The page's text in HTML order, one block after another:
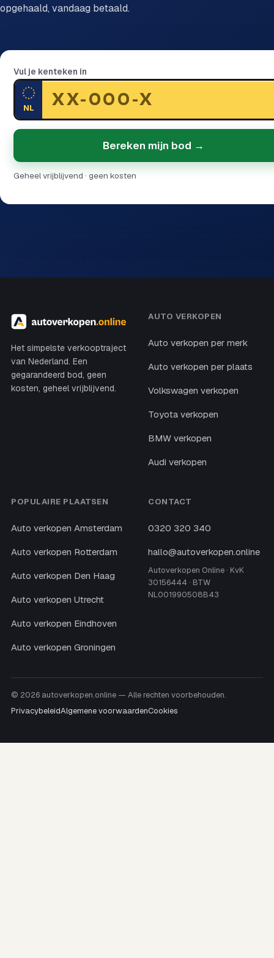
opgehaald, vandaag betaald.
Vul je kenteken in
NL
Bereken mijn bod →
Geheel vrijblijvend · geen kosten
Het simpelste verkooptraject
van Nederland. Een
gegarandeerd bod, geen
kosten, geheel vrijblijvend.
AUTO VERKOPEN
Auto verkopen per merk
Auto verkopen per plaats
Volkswagen verkopen
Toyota verkopen
BMW verkopen
Audi verkopen
POPULAIRE PLAATSEN
Auto verkopen Amsterdam
Auto verkopen Rotterdam
Auto verkopen Den Haag
Auto verkopen Utrecht
Auto verkopen Eindhoven
Auto verkopen Groningen
CONTACT
0320 320 340
hallo@autoverkopen.online
Autoverkopen Online · KvK
30156444 · BTW
NL001990508B43
© 2026 autoverkopen.online — Alle rechten voorbehouden.
PrivacybeleidAlgemene voorwaardenCookies